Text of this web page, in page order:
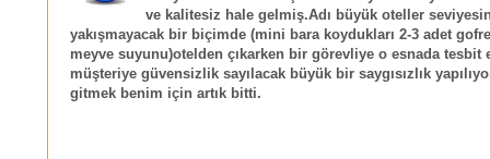
ve kalitesiz hale gelmiş.Adı büyük oteller
yakışmayacak bir biçimde (mini bara koydukları 2-3 adet
meyve suyunu)otelden çıkarken bir görevliye o esnada tesbit
müşteriye güvensizlik sayılacak büyük bir saygısızlık
gitmek benim için artık bitti.